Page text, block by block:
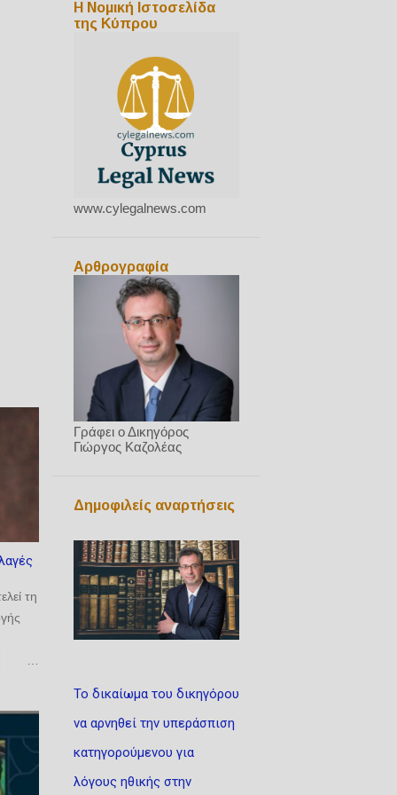
τη
Η Νομική Ιστοσελίδα
της Κύπρου
www.cylegalnews.com
Αρθρογραφία
Γράφει ο Δικηγόρος
Γιώργος Καζολέας
Δημοφιλείς αναρτήσεις
Το δικαίωμα του δικηγόρου
να αρνηθεί την υπεράσπιση
κατηγορούμενου για
λόγους ηθικής στην